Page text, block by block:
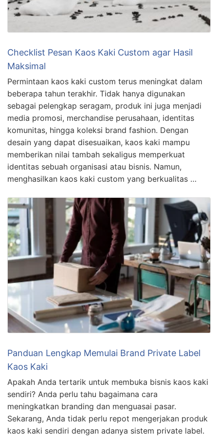
Checklist Pesan Kaos Kaki Custom agar Hasil
Maksimal
Permintaan kaos kaki custom terus meningkat dalam
beberapa tahun terakhir. Tidak hanya digunakan
sebagai pelengkap seragam, produk ini juga menjadi
media promosi, merchandise perusahaan, identitas
komunitas, hingga koleksi brand fashion. Dengan
desain yang dapat disesuaikan, kaos kaki mampu
memberikan nilai tambah sekaligus memperkuat
identitas sebuah organisasi atau bisnis. Namun,
menghasilkan kaos kaki custom yang berkualitas …
Panduan Lengkap Memulai Brand Private Label
Kaos Kaki
Apakah Anda tertarik untuk membuka bisnis kaos kaki
sendiri? Anda perlu tahu bagaimana cara
meningkatkan branding dan menguasai pasar.
Sekarang, Anda tidak perlu repot mengerjakan produk
kaos kaki sendiri dengan adanya sistem private label.